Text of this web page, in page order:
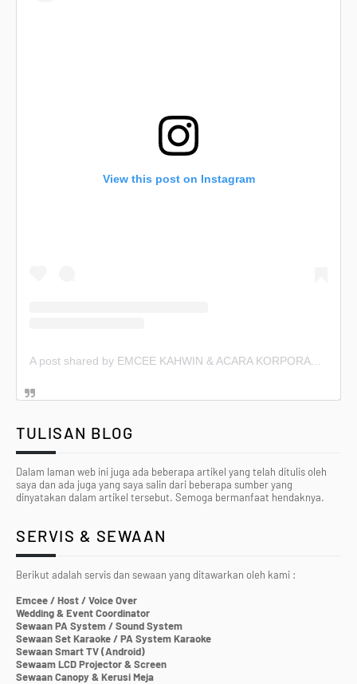
View this post on Instagram
A post shared by EMCEE KAHWIN & ACARA KORPORAT (@emceekahwin)
TULISAN BLOG
Dalam laman web ini juga ada beberapa artikel yang telah ditulis oleh
saya dan ada juga yang saya salin dari beberapa sumber yang
dinyatakan dalam artikel tersebut. Semoga bermanfaat hendaknya.
SERVIS & SEWAAN
Berikut adalah servis dan sewaan yang ditawarkan oleh kami :
Emcee / Host / Voice Over
Wedding & Event Coordinator
Sewaan PA System / Sound System
Sewaan Set Karaoke / PA System Karaoke
Sewaan Smart TV (Android)
Sewaam LCD Projector & Screen
Sewaan Canopy & Kerusi Meja